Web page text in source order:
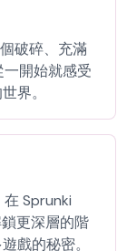
破碎、充滿
開始就感受
界。
Sprunki
更深層的階
戲的秘密。